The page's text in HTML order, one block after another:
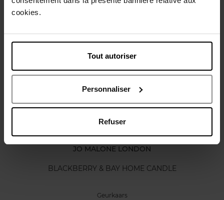
cookies.
Tout autoriser
Personnaliser
Refuser
Nog iets vergeten ?
JO MALONE LONDON
BLACKBERRY & BAY HOME CANDLE
Geurkaars